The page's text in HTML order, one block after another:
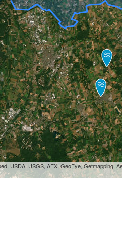
USDA, USGS, AEX, GeoEye, Getmapping,